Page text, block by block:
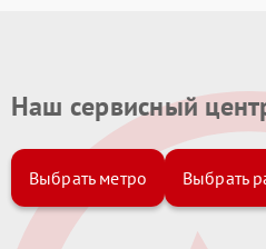
Наш сервисный
Выбрать метро Выбрать